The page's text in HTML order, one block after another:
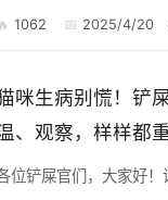
，尤其是一些常见的传
1062 2025/4/20
咪生病别慌！铲
、观察，样样都重
位铲屎官们，大家好